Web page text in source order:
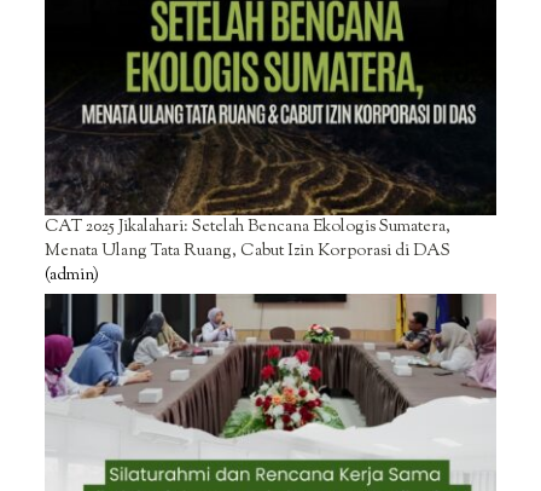
CAT 2025 Jikalahari: Setelah Bencana Ekologis Sumatera,
Menata Ulang Tata Ruang, Cabut Izin Korporasi di DAS
(admin)